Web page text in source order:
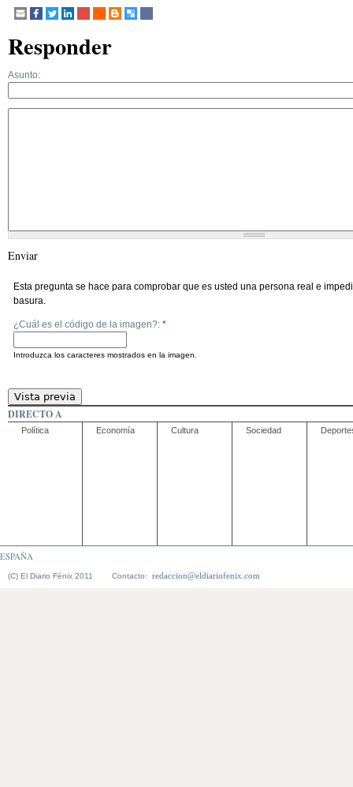
Responder
Asunto:
Enviar
Esta pregunta se hace para comprobar que es usted una persona real e
basura.
¿Cuál es el código de la imagen?: *
Introduzca los caracteres mostrados en la imagen.
DIRECTO A
Política Economía Cultura Sociedad
ESPAÑA
(C) El Diario Fénix 2011 Contacto: redaccion@eldiariofenix.com